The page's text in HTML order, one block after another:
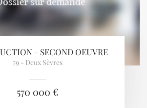
- SECOND OEUVRE
79 - Deux Sèvres
570 000 €